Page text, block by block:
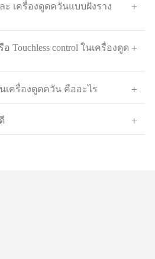
ะ เครื่องดูดควันแบบฝังราง
อ Touchless control ในเครื่องดูด
นเครื่องดูดควัน คืออะไร